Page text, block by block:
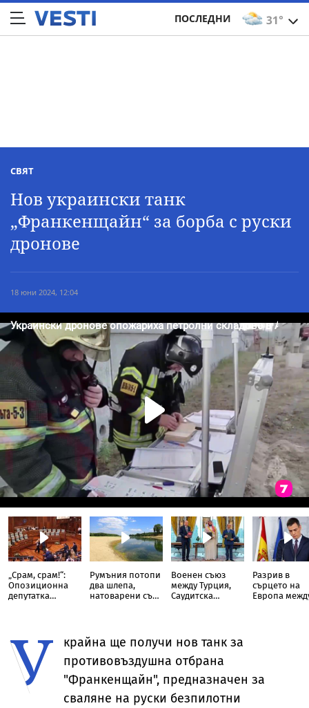
31°
ПОСЛЕДНИ
СВЯТ
Нов украински танк
„Франкенщайн“ за борба с руски
дронове
18 юни 2024, 12:04
„Срам, срам!“:
Опозиционна
депутатка
Румъния потопи
два шлепа,
натоварени със
Военен съюз
между Турция,
Саудитска
Разрив в
сърцето на
Европа
У
крайна ще получи нов танк за
противовъздушна отбрана
"Франкенщайн", предназначен за
сваляне на руски безпилотни